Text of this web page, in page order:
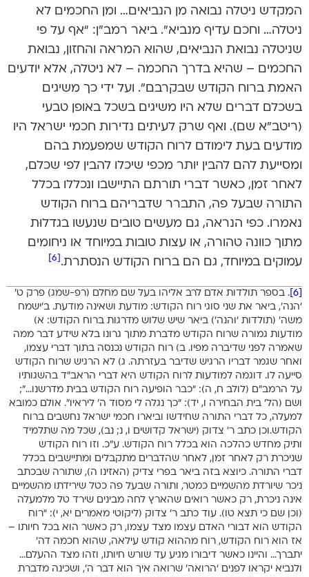
המקדש ניטלה נבואה מן הנביאים… ומן החכמים לא
ניטלה… וחכם עדיף מנביא”. ביאר רמב”ן: “אף על פי
שניטלה נבואת הנביאים, שהוא המראה והחזון, נבואת
החכמים – שהיא בדרך החכמה – לא ניטלה, אלא יודעים
האמת ברוח הקודש שבקרבם”. ועל ידי כך משיגים
בשכלם דברים שלא היו משיגים בשכל באופן טבעי
(ריטב”א שם). ואף שרק לעיתים נדירות חכמי ישראל היו
מודעים בעת לימודם לרוח הקודש שמפעמת בהם
ומסייעת להם להבין יותר מכפי שיכלו להבין לפי שכלם,
לאחר זמן, כאשר דברי תורתם התיישבו ונכללו בכלל
התורה שבעל פה, התברר שדבריהם ברוח הקודש
נאמרו. כפי הנראה, גם מעשים טובים שנעשו בגדלוּת
מתוך כוונה טהורה, או עצות טובות במיוחד או ניחומים
עמוקים במיוחד, גם הם ברוח הקודש הנסתרת.
. בספר תולדות אדם לרב אליהו בעל שם מחלם (רפ-שמג) פרק ט’
‘הנה’, ביאר את שני סוגי רוח הקודש: מודעת ושאינה מודעת. ב’ישמח
משה’ (תולדות ‘והנה’) ביאר שיש שלוש מדרגות ברוח הקודש: א)
מודעות גמורה שרוח הקודש מדברת מתוך גרונו בלא שידע דבר ממה
שאמרה לפני שדיברה מפיו. ב) רוח הקודש נכנסה בתוך דברי עצמו,
ואחר שגמר דבריו הרגיש שדיבר בעזרתה. ג) לא הרגיש שרוח הקודש
סייעה לו. דוגמה למודעות לרוח הקודש היא דברי הראב”ד בהשגותיו
על הרמב”ם (לולב ח, ה): “כבר הופיעה רוח הקודש בבית מדרשנו…”;
ושם (הל’ בית הבחירה ו, יד): “כך נגלה לי מסוד ה’ ליראיו”. אולם כמובא
למעלה, כל דברי התורה שחידשו וביארו חכמי ישראל נחשבים ברוח
הקודש.וכן כתב ר’ צדוק (ישראל קדושים ו, נ; נב), שכל מה שתלמיד
ותיק מחדש כהלכה הוא בכלל רוח הקודש. ע”כ. וזו רוח הקודש
שניכרת רק לאחר זמן, לאחר שהדברים מתקבלים ומתיישבים בכלל
דברי התורה. כיוצא בזה ביאר בפרי צדיק (האזינו ה), שתורה שבכתב
ניכר שיורדת מהשמיים כמטר, ותורה שבעל פה כטל שירידתו מהשמיים
אינה ניכרת, רק כאשר רואים שהארץ לחה מבינים שירד טל מלמעלה
(וכן שם כי תצא טו). עוד כתב ר’ צדוק (ליקוטי מאמרים יא, י): “רוח
הקודש הוא דבורי האדם עצמו מצד עצמו, רק כאשר הוא בכל חיותו –
אז הוא רוח הקודש, רוח מההוא קודש עילאה, שהוא חכמה דה’
יתברך… והיינו כאשר דיבורו מגיע עד שורש חיותו, וזהו מצד ההעלם…
ולנביא יקראו לפנים ‘הרואה’ שרואה איך הוא דבר ה’, ושכינה מדברת